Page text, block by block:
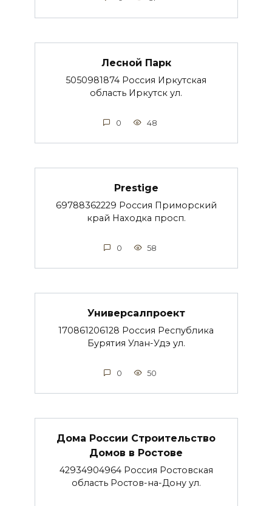
Лесной Парк
5050981874 Россия Иркутская
область Иркутск ул.
0 48
Prestige
69788362229 Россия Приморский
край Находка просп.
0 58
Универсалпроект
170861206128 Россия Республика
Бурятия Улан-Удэ ул.
0 50
Дома России Строительство
Домов в Ростове
42934904964 Россия Ростовская
область Ростов-на-Дону ул.